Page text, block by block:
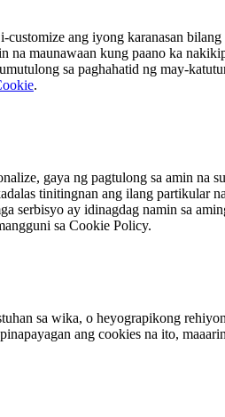
ang iyong karanasan
maunawaan kung paano ka
sa paghahatid ng may-
.
gaya ng pagtulong sa amin
tinitingnan ang ilang partikular
serbisyo ay idinagdag namin sa
sa Cookie Policy.
sa wika, o heyograpikong
ang cookies na ito,